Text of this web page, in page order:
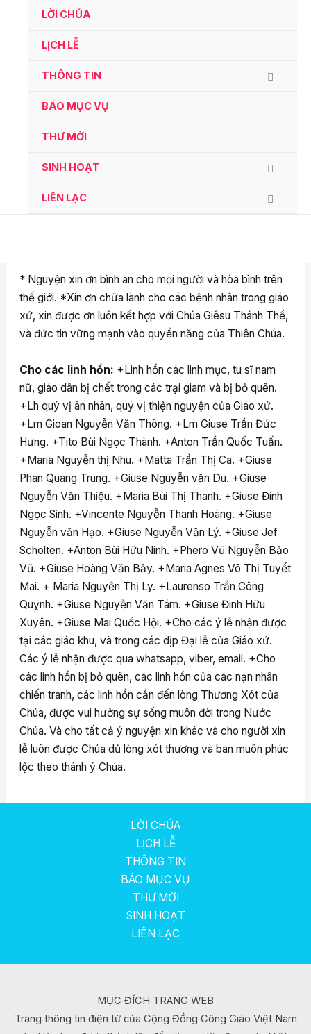
LỜI CHÚA
LỊCH LỄ
THÔNG TIN
BÁO MỤC VỤ
THƯ MỜI
SINH HOẠT
LIÊN LẠC
* Nguyện xin ơn bình an cho mọi người và hòa bình trên
thế giới. *Xin ơn chữa lành cho các bệnh nhân trong giáo
xứ, xin được ơn luôn kết hợp với Chúa Giêsu Thánh Thể,
và đức tin vững mạnh vào quyền năng của Thiên Chúa.
Cho các linh hồn: +Linh hồn các linh mục, tu sĩ nam
nữ, giáo dân bị chết trong các trại giam và bị bỏ quên.
+Lh quý vị ân nhân, quý vị thiện nguyện của Giáo xứ.
+Lm Gioan Nguyễn Văn Thông. +Lm Giuse Trần Đức
Hưng. +Tito Bùi Ngọc Thành. +Anton Trần Quốc Tuấn.
+Maria Nguyễn thị Nhu. +Matta Trần Thị Ca. +Giuse
Phan Quang Trung. +Giuse Nguyễn văn Du. +Giuse
Nguyễn Văn Thiệu. +Maria Bùi Thị Thanh. +Giuse Đinh
Ngọc Sinh. +Vincente Nguyễn Thanh Hoàng. +Giuse
Nguyễn văn Hạo. +Giuse Nguyễn Văn Lý. +Giuse Jef
Scholten. +Anton Bùi Hữu Ninh. +Phero Vũ Nguyễn Bảo
Vũ. +Giuse Hoàng Văn Bảy. +Maria Agnes Võ Thị Tuyết
Mai. + Maria Nguyễn Thị Ly. +Laurenso Trần Công
Quỵnh. +Giuse Nguyễn Văn Tám. +Giuse Đinh Hữu
Xuyên. +Giuse Mai Quốc Hội. +Cho các ý lễ nhận được
tại các giáo khu, và trong các dịp Đại lễ của Giáo xứ.
Các ý lễ nhận được qua whatsapp, viber, email. +Cho
các linh hồn bị bỏ quên, các linh hồn của các nạn nhân
chiến tranh, các linh hồn cần đến lòng Thương Xót của
Chúa, được vui hưởng sự sống muôn đời trong Nước
Chúa. Và cho tất cả ý nguyện xin khác và cho người xin
lễ luôn được Chúa dủ lòng xót thương và ban muôn phúc
lộc theo thánh ý Chúa.
LỜI CHÚA
LỊCH LỄ
THÔNG TIN
BÁO MỤC VỤ
THƯ MỜI
SINH HOẠT
LIÊN LẠC
MỤC ĐÍCH TRANG WEB
Trang thông tin điện tử của Cộng Đồng Công Giáo Việt Nam